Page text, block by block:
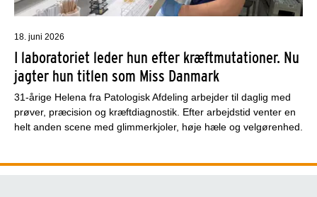
18. juni 2026
I laboratoriet leder hun efter kræftmutationer. Nu
jagter hun titlen som Miss Danmark
31-årige Helena fra Patologisk Afdeling arbejder til daglig med
prøver, præcision og kræftdiagnostik. Efter arbejdstid venter en
helt anden scene med glimmerkjoler, høje hæle og velgørenhed.